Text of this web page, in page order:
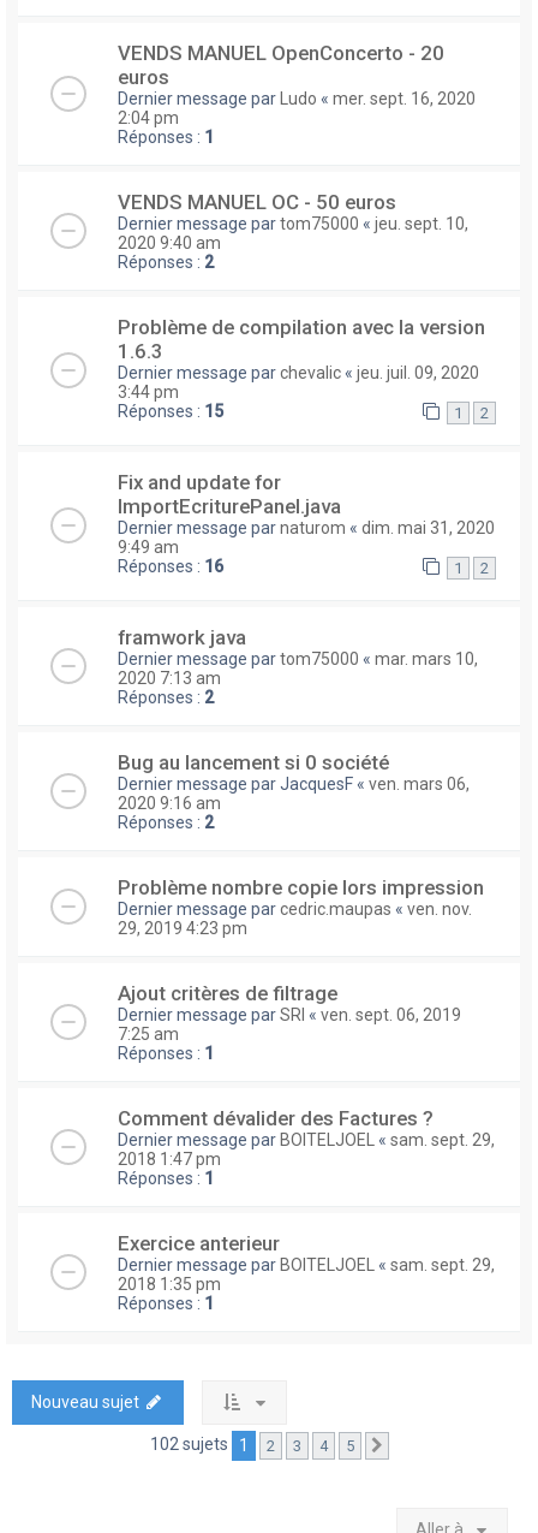
VENDS MANUEL OpenConcerto - 20
euros
Dernier message parLudo « mer. sept. 16, 2020
2:04 pm
Réponses : 1
VENDS MANUEL OC - 50 euros
Dernier message partom75000 « jeu. sept. 10,
2020 9:40 am
Réponses : 2
Problème de compilation avec la version
1.6.3
Dernier message parchevalic « jeu. juil. 09, 2020
3:44 pm
Réponses : 15 1 2
Fix and update for
ImportEcriturePanel.java
Dernier message parnaturom « dim. mai 31, 2020
9:49 am
Réponses : 16 1 2
framwork java
Dernier message partom75000 « mar. mars 10,
2020 7:13 am
Réponses : 2
Bug au lancement si 0 société
Dernier message parJacquesF « ven. mars 06,
2020 9:16 am
Réponses : 2
Problème nombre copie lors impression
Dernier message parcedric.maupas « ven. nov.
29, 2019 4:23 pm
Ajout critères de filtrage
Dernier message parSRI « ven. sept. 06, 2019
7:25 am
Réponses : 1
Comment dévalider des Factures ?
Dernier message par BOITELJOEL « sam. sept. 29,
2018 1:47 pm
Réponses : 1
Exercice anterieur
Dernier message par BOITELJOEL « sam. sept. 29,
2018 1:35 pm
Réponses : 1
Nouveau sujet
102 sujets 1 2 3 4 5